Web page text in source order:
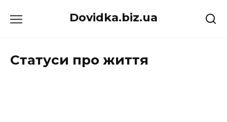
до
Dovidka.biz.ua
Cтатуси про життя